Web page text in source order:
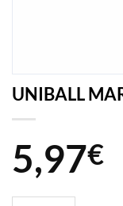
UNIBALL
5,97€